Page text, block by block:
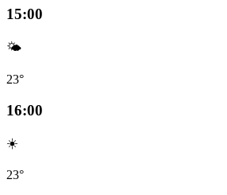
15:00
🌤️
23°
16:00
☀️
23°